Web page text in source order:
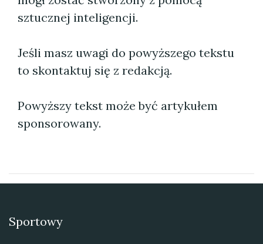
sztucznej inteligencji.
Jeśli masz uwagi do powyższego tekstu
to skontaktuj się z redakcją.
Powyższy tekst może być artykułem
sponsorowany.
Sportowy